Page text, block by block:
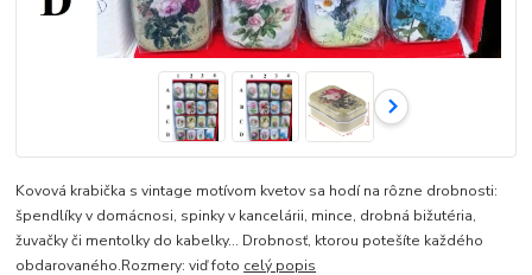
Kovová krabička s vintage motívom kvetov sa hodí na rôzne drobnosti:
špendlíky v domácnosi, spinky v kancelárii, mince, drobná bižutéria,
žuvačky či mentolky do kabelky... Drobnosť, ktorou potešíte každého
obdarovaného.Rozmery: viď foto celý popis